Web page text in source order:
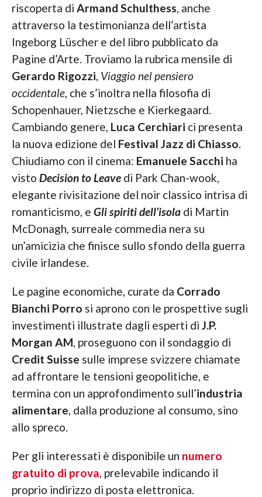
riscoperta di Armand Schulthess , anche
attraverso la testimonianza dell’artista
Ingeborg Lüscher e del libro pubblicato da
Pagine d’Arte. Troviamo la rubrica mensile di
Gerardo Rigozzi Viaggio nel pensiero
occidentale, che s’inoltra nella filosofia di
Schopenhauer, Nietzsche e Kierkegaard.
Cambiando genere, Luca Cerchiari ci presenta
la nuova edizione del Festival Jazz di Chiasso
Chiudiamo con il cinema: Emanuele Sacchi ha
visto Decision to Leavedi Park Chan-wook,
elegante rivisitazione del noir classico intrisa di
romanticismo, e Gli spiriti dell’isoladi Martin
McDonagh, surreale commedia nera su
un’amicizia che finisce sullo sfondo della guerra
civile irlandese.
Le pagine economiche, curate da Corrado
Bianchi Porro si aprono con le prospettive sugli
investimenti illustrate dagli esperti di J.P.
Morgan AM , proseguono con il sondaggio di
Credit Suisse sulle imprese svizzere chiamate
ad affrontare le tensioni geopolitiche, e
termina con un approfondimento sull’industria
alimentare , dalla produzione al consumo, sino
allo spreco.
Per gli interessati è disponibile un numero
gratuito di prova , prelevabile indicando il
proprio indirizzo di posta elettronica.